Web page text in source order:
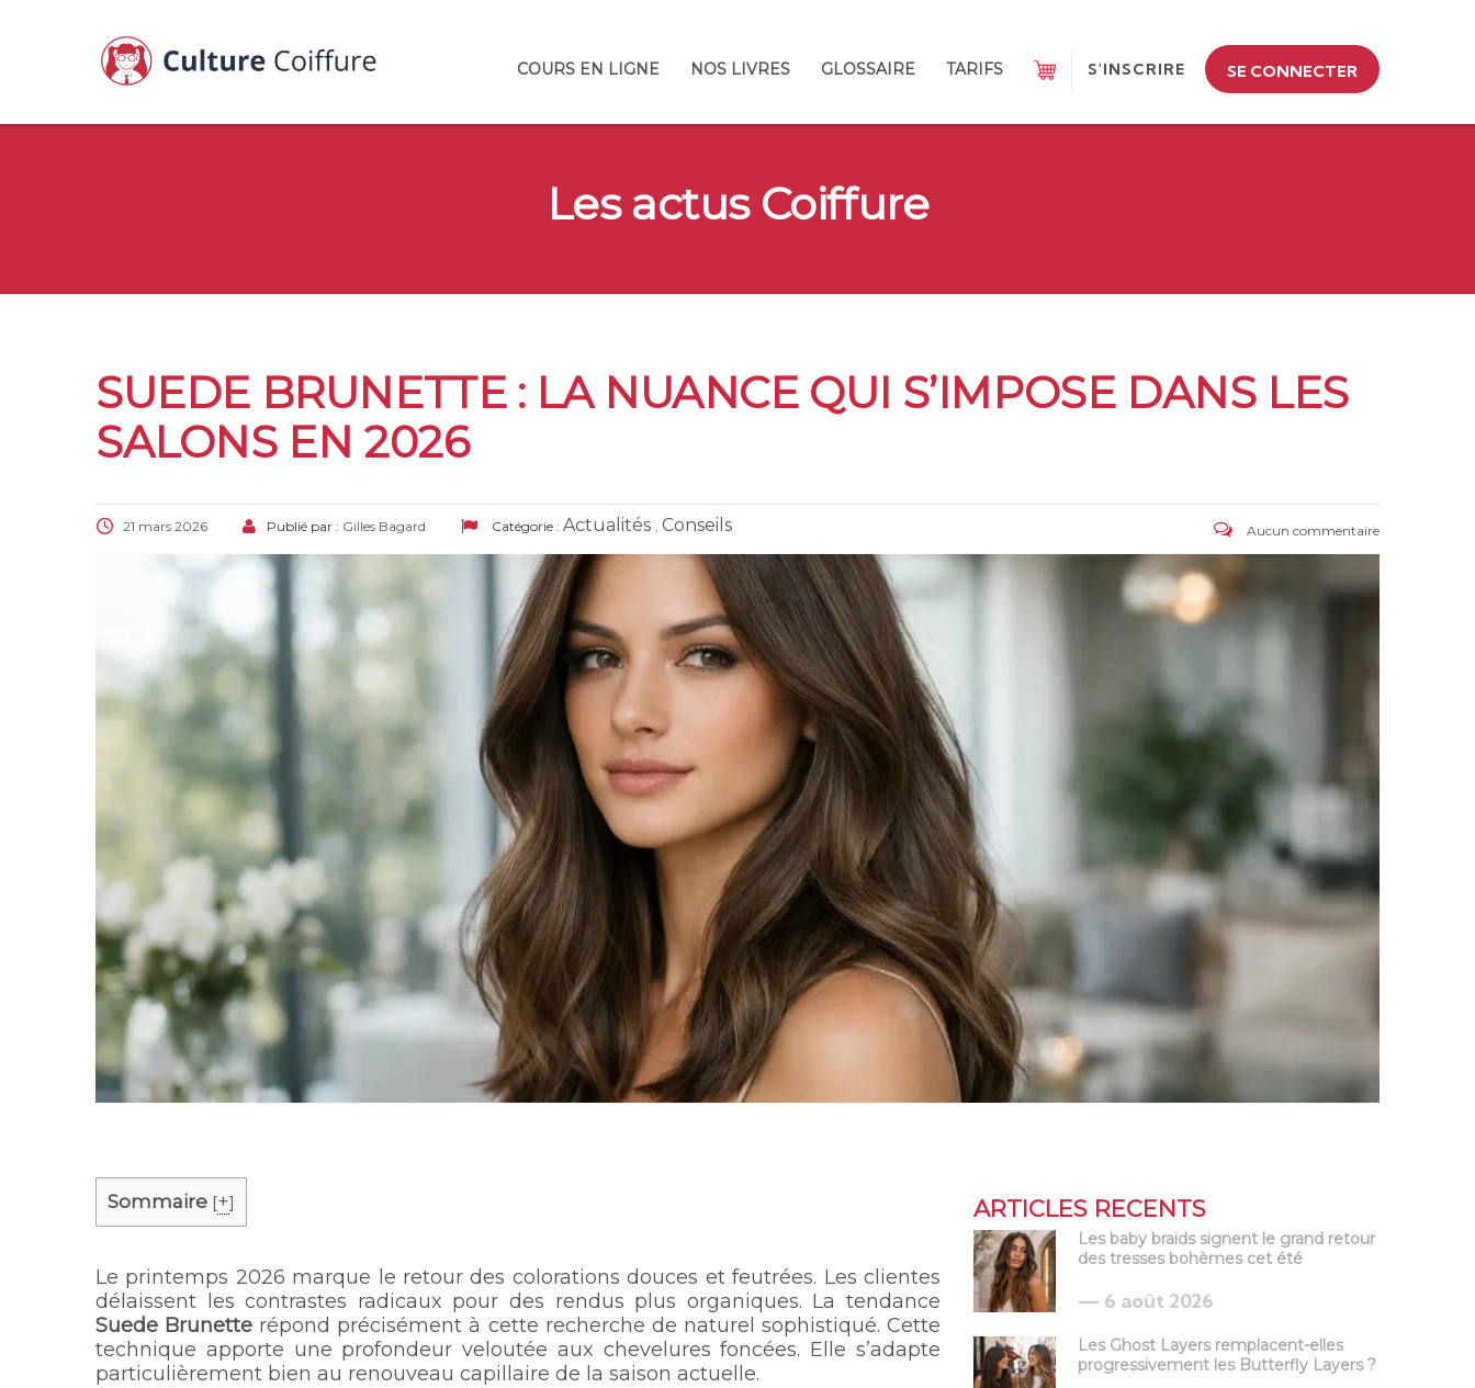
S'INSCRIRE SE CONNECTER
COURS EN LIGNE NOS LIVRES GLOSSAIRE TARIFS
Les actus Coiffure
SUEDE BRUNETTE : LA NUANCE QUI S’IMPOSE DANS LES
SALONS EN 2026
21 mars 2026 Publié par : Gilles Bagard Catégorie : Actualités , Conseils Aucun commentaire
Sommaire [+]
Le printemps 2026 marque le retour des colorations douces et feutrées. Les clientes
délaissent les contrastes radicaux pour des rendus plus organiques. La tendance
Suede Brunette répond précisément à cette recherche de naturel sophistiqué. Cette
technique apporte une profondeur veloutée aux chevelures foncées. Elle s’adapte
particulièrement bien au renouveau capillaire de la saison actuelle.
ARTICLES RECENTS
Les baby braids signent le grand retour
des tresses bohèmes cet été
6 août 2026
Les Ghost Layers remplacent-elles
progressivement les Butterfly Layers ?